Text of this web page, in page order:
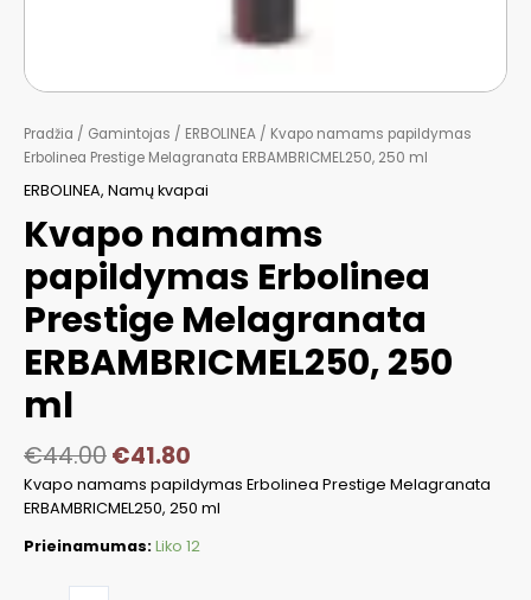
Pradžia / Gamintojas / ERBOLINEA / Kvapo namams papildymas
Erbolinea Prestige Melagranata ERBAMBRICMEL250, 250 ml
ERBOLINEA, Namų kvapai
Kvapo namams
papildymas Erbolinea
Prestige Melagranata
ERBAMBRICMEL250, 250
ml
€44.00€41.80
Kvapo namams papildymas Erbolinea Prestige Melagranata
ERBAMBRICMEL250, 250 ml
Prieinamumas:Liko 12